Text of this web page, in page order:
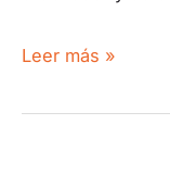
Leer más »